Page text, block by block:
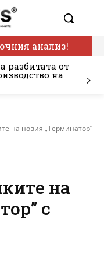
анализ!
разбитата от
на
на новия „Терминатор”
на
с